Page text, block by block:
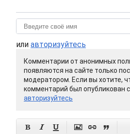
или авторизуйтесь
Комментарии от анонимных
появляются на сайте только
модератором. Если вы хотите,
комментарий был опубликован
авторизуйтесь
     